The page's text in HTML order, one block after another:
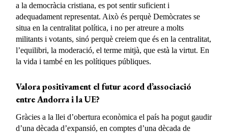
a la democràcia cristiana, es pot sentir suficient i
adequadament representat. Això és perquè Demòcrates se
situa en la centralitat política, i no per atreure a molts
militants i votants, sinó perquè creiem que és en la centralitat,
l’equilibri, la moderació, el terme mitjà, que està la virtut. En
la vida i també en les polítiques públiques.
Valora positivament el futur acord d’associació
entre Andorra i la UE?
Gràcies a la llei d’obertura econòmica el país ha pogut gaudir
d’una dècada d’expansió, en comptes d’una dècada de